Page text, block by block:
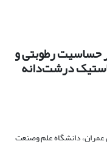
بر حساسیت رطوبتی و
درشت‌دانه
دانشگاه علم وصنعت